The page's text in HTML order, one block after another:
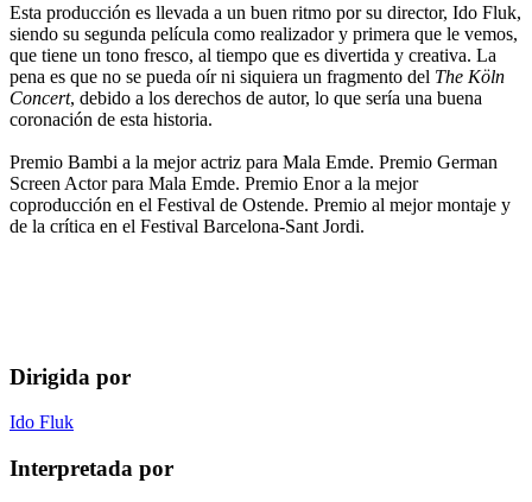
Esta producción es llevada a un buen ritmo por su director, Ido Fluk,
siendo su segunda película como realizador y primera que le vemos,
que tiene un tono fresco, al tiempo que es divertida y creativa. La
pena es que no se pueda oír ni siquiera un fragmento del The Köln
Concert, debido a los derechos de autor, lo que sería una buena
coronación de esta historia.
Premio Bambi a la mejor actriz para Mala Emde. Premio German
Screen Actor para Mala Emde. Premio Enor a la mejor
coproducción en el Festival de Ostende. Premio al mejor montaje y
de la crítica en el Festival Barcelona-Sant Jordi.
Dirigida por
Ido Fluk
Interpretada por